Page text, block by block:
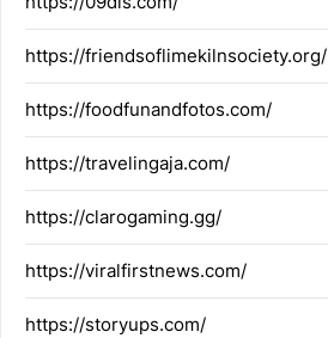
https://friendsoflimekilnsociety.org/
https://foodfunandfotos.com/
https://travelingaja.com/
https://clarogaming.gg/
https://viralfirstnews.com/
https://storyups.com/